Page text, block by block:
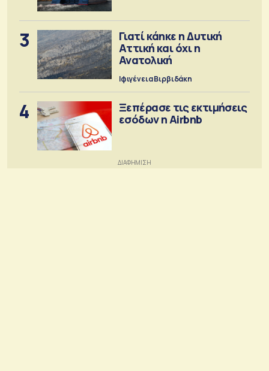
3
Γιατί κάηκε η Δυτική
Αττική και όχι η
Ανατολική
Ιφιγένεια Βιρβιδάκη
4
Ξεπέρασε τις εκτιμήσεις
εσόδων η Airbnb